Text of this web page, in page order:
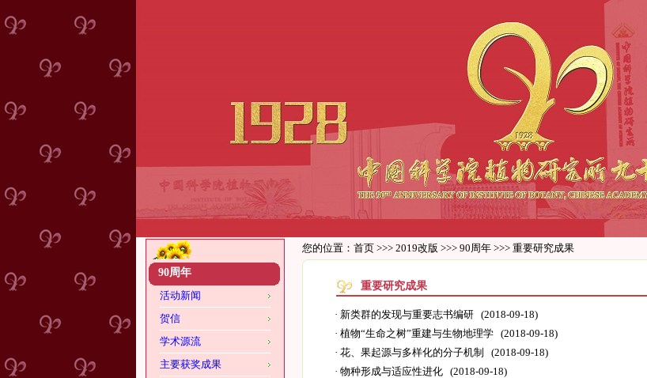
90周年
活动新闻
贺信
学术源流
主要获奖成果
您的位置： 首页 >>> 2019改版 >>> 90周年 >>> 重要研究成果
重要研究成果
· 新类群的发现与重要志书编研 (2018-09-18)
· 植物“生命之树”重建与生物地理学 (2018-09-18)
· 花、果起源与多样化的分子机制
(2018-09-18)
· 物种形成与适应性进化 (2018-09-18)